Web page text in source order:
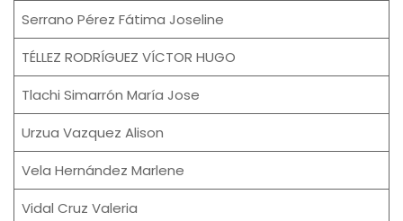
Serrano Pérez Fátima Joseline
TÉLLEZ RODRÍGUEZ VÍCTOR HUGO
Tlachi Simarrón María Jose
Urzua Vazquez Alison
Vela Hernández Marlene
Vidal Cruz Valeria